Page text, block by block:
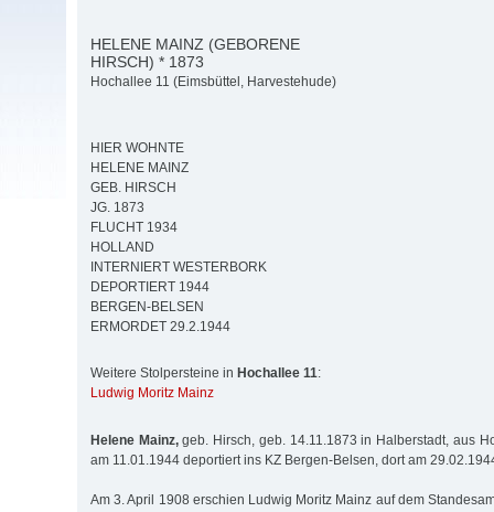
HELENE MAINZ (GEBORENE
HIRSCH) * 1873
Hochallee 11 (Eimsbüttel, Harvestehude)
HIER WOHNTE
HELENE MAINZ
GEB. HIRSCH
JG. 1873
FLUCHT 1934
HOLLAND
INTERNIERT WESTERBORK
DEPORTIERT 1944
BERGEN-BELSEN
ERMORDET 29.2.1944
Weitere Stolpersteine in Hochallee 11:
Ludwig Moritz Mainz
Helene Mainz,geb. Hirsch, geb. 14.11.1873 in Halberstadt, aus
am 11.01.1944 deportiert ins KZ Bergen-Belsen, dort am
Am 3. April 1908 erschien Ludwig Moritz Mainz auf dem